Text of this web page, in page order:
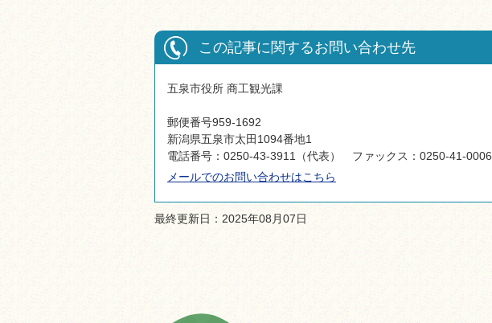
この記事に関するお問い合わせ先
五泉市役所 商工観光課
郵便番号959-1692
新潟県五泉市太田1094番地1
電話番号：0250-43-3911（代表） ファックス：0250-41-0006
メールでのお問い合わせはこちら
最終更新日：2025年08月07日